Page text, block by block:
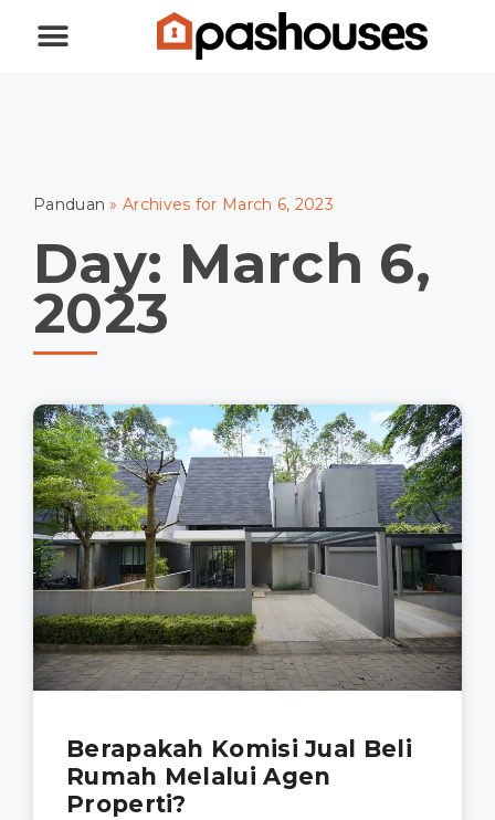
Panduan »Archives for March 6, 2023
Day: March 6,
2023
Berapakah Komisi Jual Beli
Rumah Melalui Agen
Properti?